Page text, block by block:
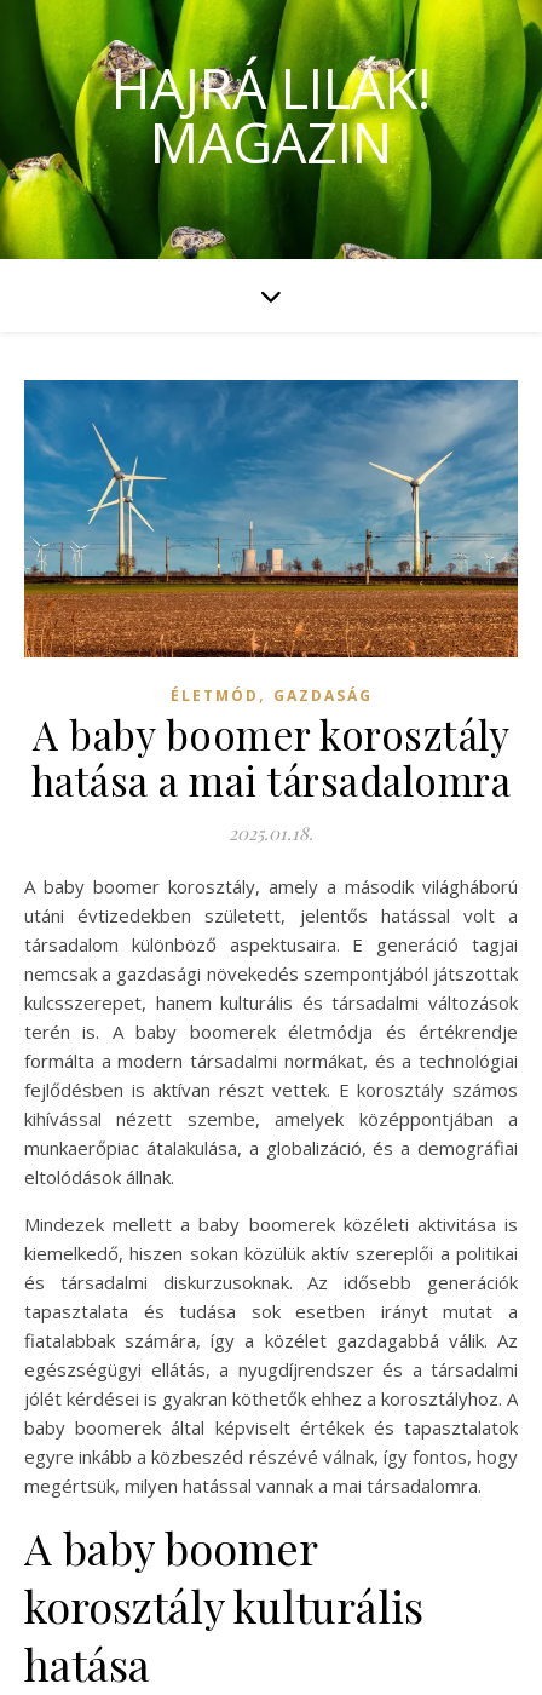
HAJRÁ LILÁK!
MAGAZIN
ÉLETMÓD , GAZDASÁG
A baby boomer korosztály
hatása a mai társadalomra
2025.01.18.
A baby boomer korosztály, amely a második világháború
utáni évtizedekben született, jelentős hatással volt a
társadalom különböző aspektusaira. E generáció tagjai
nemcsak a gazdasági növekedés szempontjából játszottak
kulcsszerepet, hanem kulturális és társadalmi változások
terén is. A baby boomerek életmódja és értékrendje
formálta a modern társadalmi normákat, és a technológiai
fejlődésben is aktívan részt vettek. E korosztály számos
kihívással nézett szembe, amelyek középpontjában a
munkaerőpiac átalakulása, a globalizáció, és a demográfiai
eltolódások állnak.
Mindezek mellett a baby boomerek közéleti aktivitása is
kiemelkedő, hiszen sokan közülük aktív szereplői a politikai
és társadalmi diskurzusoknak. Az idősebb generációk
tapasztalata és tudása sok esetben irányt mutat a
fiatalabbak számára, így a közélet gazdagabbá válik. Az
egészségügyi ellátás, a nyugdíjrendszer és a társadalmi
jólét kérdései is gyakran köthetők ehhez a korosztályhoz. A
baby boomerek által képviselt értékek és tapasztalatok
egyre inkább a közbeszéd részévé válnak, így fontos, hogy
megértsük, milyen hatással vannak a mai társadalomra.
A baby boomer
korosztály kulturális
hatása